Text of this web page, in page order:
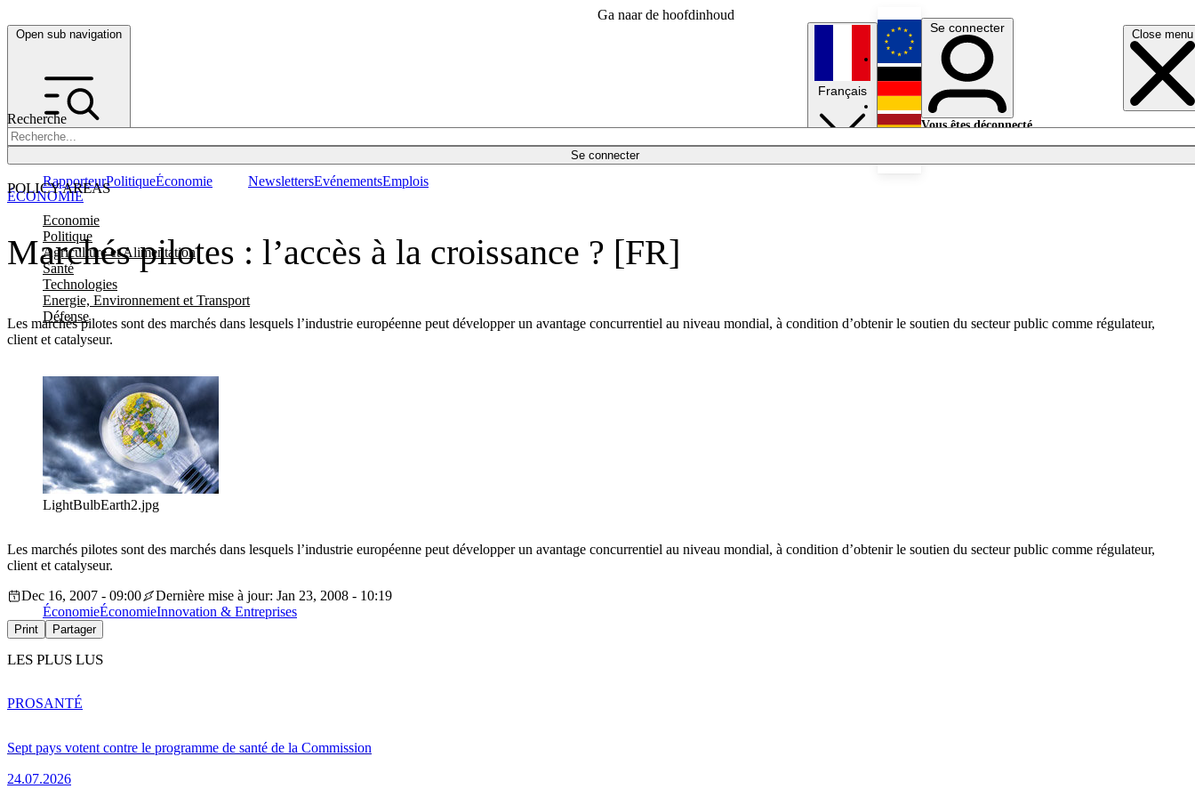
Ga naar de hoofdinhoud
Open sub navigation Close menu
Recherche
Se connecter
POLICY AREAS
Economie
Politique
Agriculture et Alimentation
Santé
Technologies
Energie, Environnement et Transport
Défense
RapporteurPolitiqueÉconomie NewslettersEvénementsEmplois
Français
English
Deutsch
Se connecter
Vous êtes déconnecté.
Marchés pilotes : l’accès à la croissance ? [FR]
Les marchés pilotes sont des marchés dans lesquels l’industrie européenne peut développer un avantage concurrentiel au niveau mondial, à condition d’obtenir le soutien du secteur public comme régulateur,
client et catalyseur.
ÉCONOMIE
LightBulbEarth2.jpg
Les marchés pilotes sont des marchés dans lesquels l’industrie européenne peut développer un avantage concurrentiel au niveau mondial, à condition d’obtenir le soutien du secteur public comme régulateur,
client et catalyseur.
Dec 16, 2007 - 09:00
Dernière mise à jour: Jan 23, 2008 - 10:19
ÉconomieÉconomieInnovation & Entreprises
Print Partager
LES PLUS LUS
Sept pays votent contre le programme de santé de la Commission
24.07.2026
PROSANTÉ